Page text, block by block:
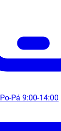
Po-Pá 9:00-14:00